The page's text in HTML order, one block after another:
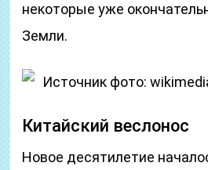
некоторые уже
Земли.
Источник фото:
Китайский веслонос
Новое десятилетие